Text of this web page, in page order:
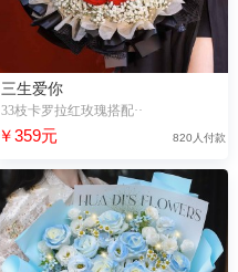
三生爱你
33枝卡罗拉红玫瑰搭配··
￥359元 820人付款